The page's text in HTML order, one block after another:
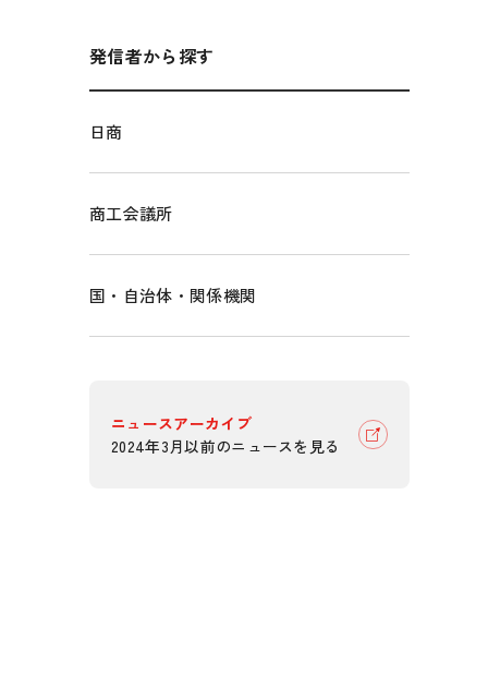
発信者から探す
日商
商工会議所
国・自治体・関係機関
ニュースアーカイブ
2024年3月以前のニュースを見る